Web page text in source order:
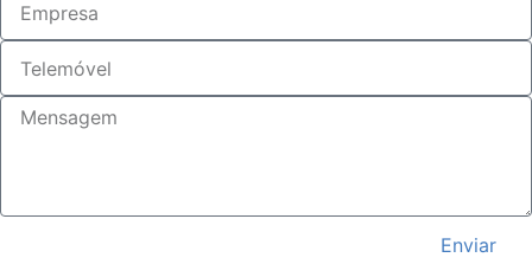
Enviar